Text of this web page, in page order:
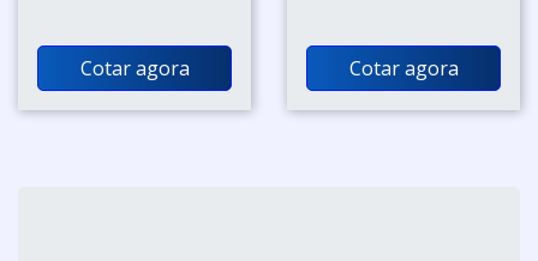
Cotar agora Cotar agora